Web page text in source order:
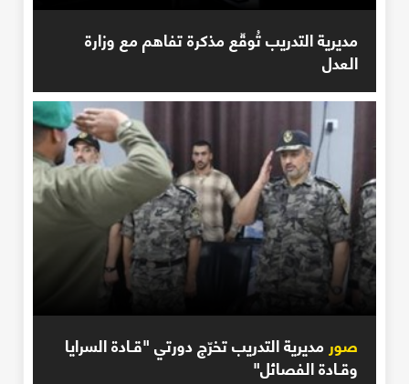
مديرية التدريب تُوقّع مذكرة تفاهم مع وزارة
العدل
صورمديرية التدريب تخرّج دورتي "قـادة السرايا
وقـادة الفصائل"